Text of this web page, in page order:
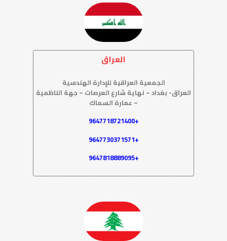
العراق
الجمعية العراقية للإدارة الهندسية
العراق- بغداد – نهاية شارع العرصات – جهة الناظمية
– عمارة السماك
+9647718721400
+9647730371571
+9647818889095